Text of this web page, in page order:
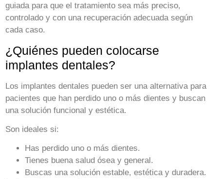
guiada para que el tratamiento sea más preciso,
controlado y con una recuperación adecuada según
cada caso.
¿Quiénes pueden colocarse
implantes dentales?
Los implantes dentales pueden ser una alternativa para
pacientes que han perdido uno o más dientes y buscan
una solución funcional y estética.
Son ideales si:
Has perdido uno o más dientes.
Tienes buena salud ósea y general.
Buscas una solución estable, estética y duradera.